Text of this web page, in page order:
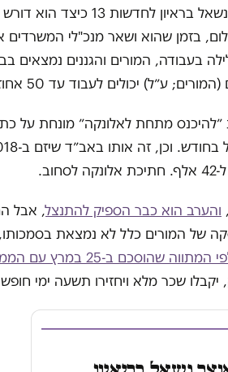
מנכ"ל האוצר, שי באב״ד. כשנשאל
בזמן שהוא ושאר מנכ"לי המשרדים
בעבודה, המורים והגננים נמצאים
ע״ל) יכולים לעבוד עד 50 אחוז״.
מתחת לאלונקה״ מונחת על
והערב הוא כבר הספיק להתנצל, אבל
של המורים כלל לא נמצאת
המתווה שהוסכם ב-25 במרץ עם הממשלה
שכר מלא ויחזירו תשעה ימי